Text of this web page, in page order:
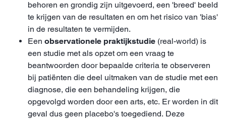
behoren en grondig zijn uitgevoerd, een 'breed' beeld
te krijgen van de resultaten en om het risico van 'bias'
in de resultaten te vermijden.
Een observationele praktijkstudie (real-world) is
een studie met als opzet om een vraag te
beantwoorden door bepaalde criteria te observeren
bij patiënten die deel uitmaken van de studie met een
diagnose, die een behandeling krijgen, die
opgevolgd worden door een arts, etc. Er worden in dit
geval dus geen placebo's toegediend. Deze